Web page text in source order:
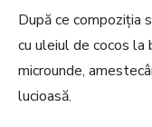
După ce compoziția
cu uleiul de cocos la
microunde,
lucioasă.